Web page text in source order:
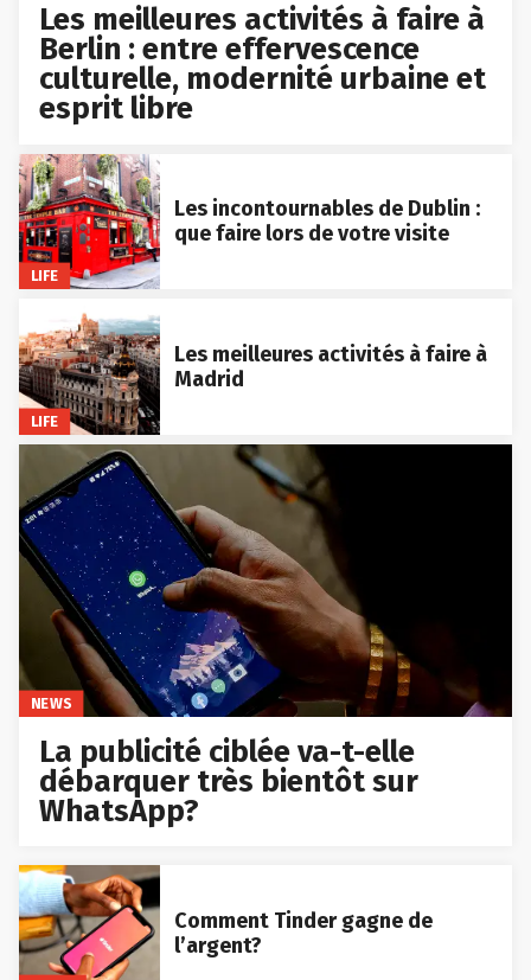
Les meilleures activités à faire à
Berlin : entre effervescence
culturelle, modernité urbaine et
esprit libre
LIFE
Les incontournables de Dublin :
que faire lors de votre visite
LIFE
Les meilleures activités à faire à
Madrid
NEWS
La publicité ciblée va-t-elle
débarquer très bientôt sur
WhatsApp?
Comment Tinder gagne de
l’argent?